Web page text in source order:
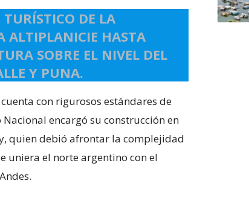
DE LA
ALTIPLANICIE HASTA
SOBRE EL NIVEL DEL
Y PUNA.
con rigurosos estándares de
encargó su construcción en
quien debió afrontar la complejidad
uniera el norte argentino con el